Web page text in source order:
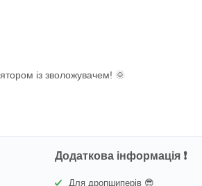
із зволожувачем! 🌞
Додаткова інформація ❗
Для дропшиперів 😎